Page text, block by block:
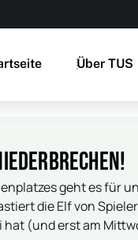
Über TUS
geht es für
die Elf von
hat (und erst am